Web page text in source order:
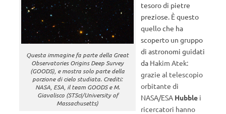
Questa immagine fa parte della Great
Observatories Origins Deep Survey
(GOODS), e mostra solo parte della
porzione di cielo studiata. Crediti:
NASA, ESA, il team GOODS e M.
Giavalisco (STScI/University of
Massachusetts)
tesoro di pietre
preziose. È questo
quello che ha
scoperto un gruppo
di astronomi guidati
da Hakim Atek:
grazie al telescopio
orbitante di
NASA/ESA Hubble i
ricercatori hanno